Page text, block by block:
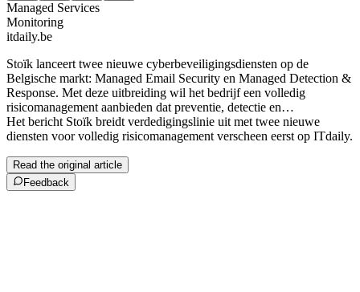
Managed Services
Monitoring
itdaily.be
Stoïk lanceert twee nieuwe cyberbeveiligingsdiensten op de
Belgische markt: Managed Email Security en Managed Detection &
Response. Met deze uitbreiding wil het bedrijf een volledig
risicomanagement aanbieden dat preventie, detectie en…
Het bericht Stoïk breidt verdedigingslinie uit met twee nieuwe
diensten voor volledig risicomanagement verscheen eerst op ITdaily.
Read the original article
Feedback